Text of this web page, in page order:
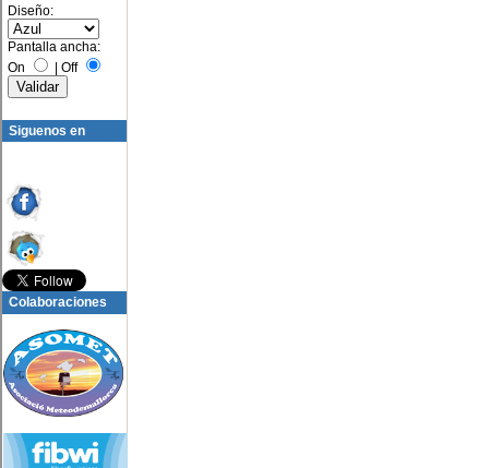
Diseño:
Pantalla ancha:
On
Off
Siguenos en
Colaboraciones